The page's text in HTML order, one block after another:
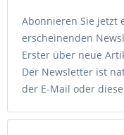
Abonnieren Sie jetzt
erscheinenden
Erster über neue
Der Newsletter ist
der E-Mail oder